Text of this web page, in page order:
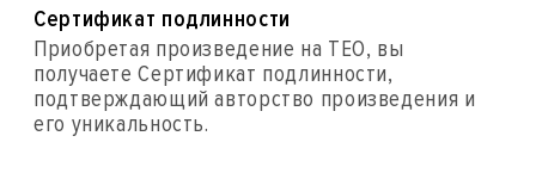
Сертификат подлинности
Приобретая произведение на ТЕО, вы
получаете Сертификат подлинности,
подтверждающий авторство произведения и
его уникальность.